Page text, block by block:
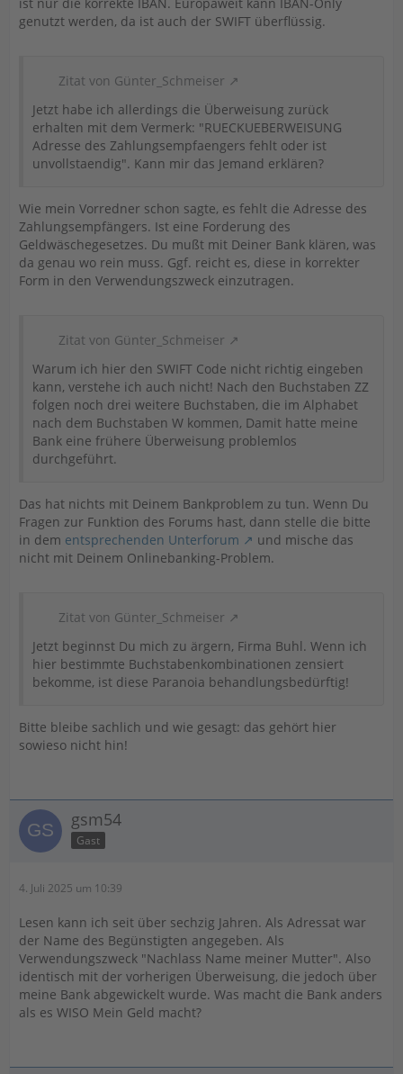
genutzt werden, da ist auch der SWIFT überflüssig.
Zitat von Günter_Schmeiser
Jetzt habe ich allerdings die Überweisung zurück
erhalten mit dem Vermerk: "RUECKUEBERWEISUNG
Adresse des Zahlungsempfaengers fehlt oder ist
unvollstaendig". Kann mir das Jemand erklären?
Wie mein Vorredner schon sagte, es fehlt die Adresse des
Zahlungsempfängers. Ist eine Forderung des
Geldwäschegesetzes. Du mußt mit Deiner Bank klären, was
da genau wo rein muss. Ggf. reicht es, diese in korrekter
Form in den Verwendungszweck einzutragen.
Zitat von Günter_Schmeiser
Warum ich hier den SWIFT Code nicht richtig eingeben
kann, verstehe ich auch nicht! Nach den Buchstaben ZZ
folgen noch drei weitere Buchstaben, die im Alphabet
nach dem Buchstaben W kommen, Damit hatte meine
Bank eine frühere Überweisung problemlos
durchgeführt.
Das hat nichts mit Deinem Bankproblem zu tun. Wenn Du
Fragen zur Funktion des Forums hast, dann stelle die bitte
in dem entsprechenden Unterforum
und mische das
nicht mit Deinem Onlinebanking-Problem.
Zitat von Günter_Schmeiser
Jetzt beginnst Du mich zu ärgern, Firma Buhl. Wenn ich
hier bestimmte Buchstabenkombinationen zensiert
bekomme, ist diese Paranoia behandlungsbedürftig!
Bitte bleibe sachlich und wie gesagt: das gehört hier
sowieso nicht hin!
gsm54
Gast
4. Juli 2025 um 10:39
Lesen kann ich seit über sechzig Jahren. Als Adressat war
der Name des Begünstigten angegeben. Als
Verwendungszweck "Nachlass Name meiner Mutter". Also
identisch mit der vorherigen Überweisung, die jedoch über
meine Bank abgewickelt wurde. Was macht die Bank anders
als es WISO Mein Geld macht?